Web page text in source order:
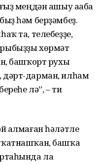
меңдән ашыу аҫаба
һәм берҙәмбеҙ.
та, телебеҙҙе,
хөрмәт
башҡорт рухы
дарман, илһам
лә”, – ти
алмаған һәләтле
башҡа
ла